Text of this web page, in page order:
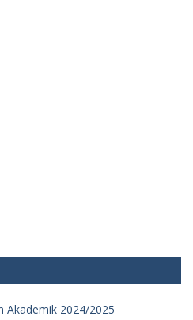
Akademik 2024/2025